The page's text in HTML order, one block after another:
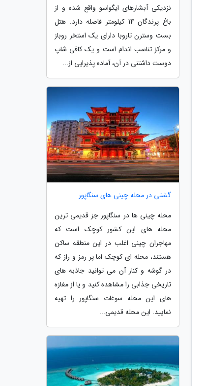
نزدیکی آبشارهای ایگواسو واقع شده و از
باغ پرندگان 14 کیلومتر فاصله دارد. هتل
بست وسترن تاروبا دارای یک استخر روباز
و مرکز تناسب اندام است و یک کافی شاپ
دوست داشتنی در آن، آماده پذیرایی از...
گشتی در محله چینی های سنگاپور
محله چینی ها در سنگاپور جز قدیمی ترین
محله های این کشور کوچک است که
مهاجران چینی اغلب در این منطقه ساکن
هستند، محله ای کوچک اما پر رمز و راز که
در گوشه و کنار آن می توانید جاذبه های
تاریخی جذابی را مشاهده کنید و یا از مغازه
های این محله سوغات سنگاپور را تهیه
نمایید. این محله قدیمی...